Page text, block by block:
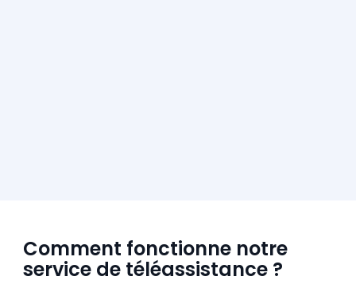
Comment fonctionne notre
service de téléassistance ?